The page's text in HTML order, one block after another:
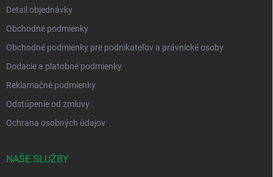
Detail objednávky
Obchodné podmienky
Obchodné podmienky pre podnikateľov a právnické osoby
Dodacie a platobné podmienky
Reklamačné podmienky
Odstúpenie od zmluvy
Ochrana osobných údajov
NAŠE SLUŽBY